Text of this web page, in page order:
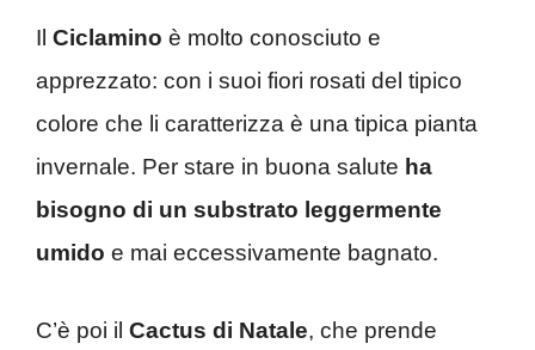
Il Ciclamino è molto conosciuto e
apprezzato: con i suoi fiori rosati del tipico
colore che li caratterizza è una tipica pianta
invernale. Per stare in buona salute ha
bisogno di un substrato leggermente
umido e mai eccessivamente bagnato.
C’è poi il Cactus di Natale, che prende